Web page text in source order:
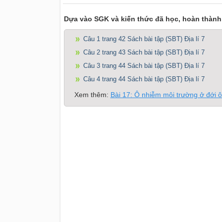
Dựa vào SGK và kiến thức đã học, hoàn
Câu 1 trang 42 Sách bài tập (SBT) Địa lí 7
Câu 2 trang 43 Sách bài tập (SBT) Địa lí 7
Câu 3 trang 44 Sách bài tập (SBT) Địa lí 7
Câu 4 trang 44 Sách bài tập (SBT) Địa lí 7
Xem thêm: Bài 17: Ô nhiễm môi trường ở đới